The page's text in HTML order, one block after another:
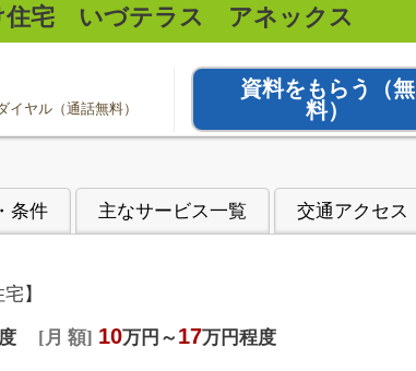
住宅 いづテラス アネックス
イヤル（通話無料）
資料をもらう
（無
料）
条件 主なサービス一覧 交通アクセス
】
月 額 10万円～ 17万円程度